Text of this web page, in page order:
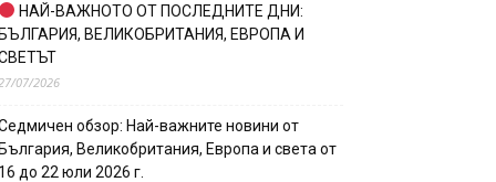
НАЙ-ВАЖНОТО ОТ ПОСЛЕДНИТЕ ДНИ:
ВЕЛИКОБРИТАНИЯ, ЕВРОПА И
07/2026
обзор: Най-важните новини от
Великобритания, Европа и света от
до 22 юли 2026 г.